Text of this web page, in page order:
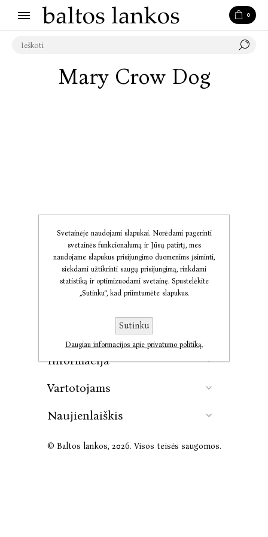
0
Mary Crow Dog
Informacija
Vartotojams
Naujienlaiškis
© Baltos lankos, 2026. Visos teisės saugomos.
Svetainėje naudojami slapukai. Norėdami pagerinti
svetainės funkcionalumą ir Jūsų patirtį, mes
naudojame slapukus prisijungimo duomenims įsiminti,
siekdami užtikrinti saugų prisijungimą, rinkdami
statistiką ir optimizuodami svetainę. Spustelėkite
„Sutinku“, kad priimtumėte slapukus.
Sutinku
Daugiau informacijos apie privatumo politiką.